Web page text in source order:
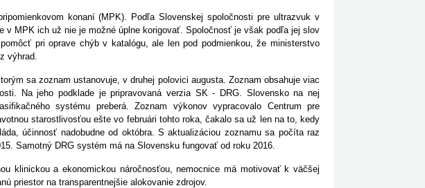
konaní (MPK). Podľa Slovenskej spoločnosti pre ultrazvuk v
MPK ich už nie je možné úplne korigovať. Spoločnosť je však podľa jej slov
pri oprave chýb v katalógu, ale len pod podmienkou, že ministerstvo
výhrad.
sa zoznam ustanovuje, v druhej polovici augusta. Zoznam obsahuje viac
Na jeho podklade je pripravovaná verzia SK - DRG. Slovensko na nej
systému preberá. Zoznam výkonov vypracovalo Centrum pre
starostlivosťou ešte vo februári tohto roka, čakalo sa už len na to, kedy
účinnosť nadobudne od októbra. S aktualizáciou zoznamu sa počíta raz
Samotný DRG systém má na Slovensku fungovať od roku 2016.
klinickou a ekonomickou náročnosťou, nemocnice má motivovať k väčšej
priestor na transparentnejšie alokovanie zdrojov.